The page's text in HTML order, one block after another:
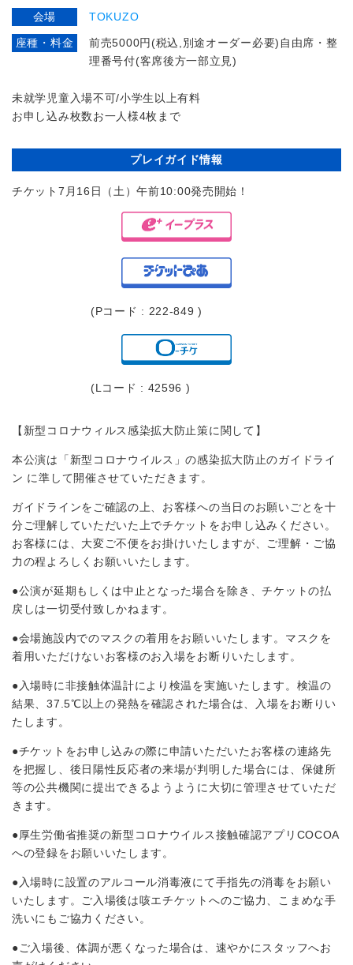
会場 TOKUZO
座種・料金
前売5000円(税込,別途オーダー必要)自由席・整
理番号付(客席後方一部立見)
未就学児童入場不可/小学生以上有料
お申し込み枚数お一人様4枚まで
プレイガイド情報
チケット7月16日（土）午前10:00発売開始！
(Pコード : 222-849 )
(Lコード : 42596 )
【新型コロナウィルス感染拡大防止策に関して】
本公演は「新型コロナウイルス」の感染拡大防止のガイドライ
ン に準して開催させていただきます。
ガイドラインをご確認の上、お客様への当日のお願いごとを十
分ご理解していただいた上でチケットをお申し込みください。
お客様には、⼤変ご不便をお掛けいたしますが、ご理解・ご協
⼒の程よろしくお願いいたします。
●公演が延期もしくは中止となった場合を除き、チケットの払
戻しは一切受付致しかねます。
●会場施設内でのマスクの着用をお願いいたします。マスクを
着用いただけないお客様のお入場をお断りいたします。
●入場時に非接触体温計により検温を実施いたします。検温の
結果、37.5℃以上の発熱を確認された場合は、入場をお断りい
たします。
●チケットをお申し込みの際に申請いただいたお客様の連絡先
を把握し、後日陽性反応者の来場が判明した場合には、保健所
等の公共機関に提出できるようように大切に管理させていただ
きます。
●厚生労働省推奨の新型コロナウイルス接触確認アプリCOCOA
への登録をお願いいたします。
●入場時に設置のアルコール消毒液にて手指先の消毒をお願い
いたします。ご⼊場後は咳エチケットへのご協⼒、こまめな⼿
洗いにもご協⼒ください。
●ご⼊場後、体調が悪くなった場合は、速やかにスタッフへお